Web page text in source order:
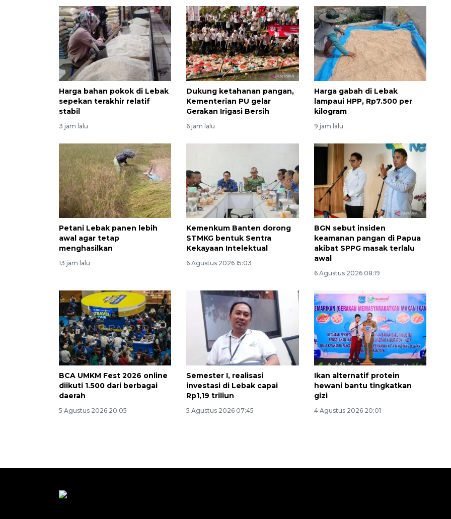
Harga bahan pokok di Lebak
sepekan terakhir relatif
stabil
3 jam lalu
Dukung ketahanan pangan,
Kementerian PU gelar
Gerakan Irigasi Bersih
6 jam lalu
Harga gabah di Lebak
lampaui HPP, Rp7.500 per
kilogram
9 jam lalu
Petani Lebak panen lebih
awal agar tetap
menghasilkan
13 jam lalu
Kemenkum Banten dorong
STMKG bentuk Sentra
Kekayaan Intelektual
6 Agustus 2026 15:03
BGN sebut insiden
keamanan pangan di Papua
akibat SPPG masak terlalu
awal
6 Agustus 2026 08:19
BCA UMKM Fest 2026 online
diikuti 1.500 dari berbagai
daerah
5 Agustus 2026 20:05
Semester I, realisasi
investasi di Lebak capai
Rp1,19 triliun
5 Agustus 2026 07:45
Ikan alternatif protein
hewani bantu tingkatkan
gizi
4 Agustus 2026 20:01
Ekonomi triwulan II-2026
tumbuh 5,29 persen
2026-08-06 18:45:00